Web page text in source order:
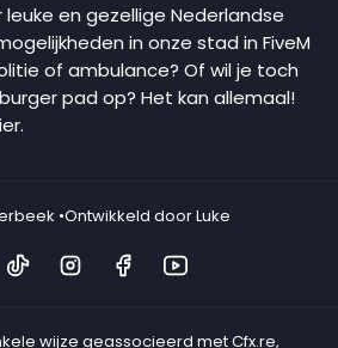
en gezellige Nederlandse
in onze stad in FiveM
of ambulance? Of wil je toch
pad op? Het kan allemaal!
•Ontwikkeld door Luke
wijze geassocieerd met Cfx.re,